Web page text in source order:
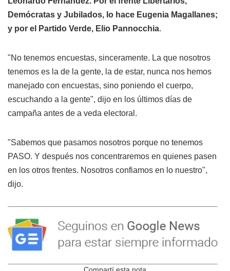
Demócratas y Jubilados, lo hace Eugenia Magallanes;
y por el Partido Verde, Elio Pannocchia.
"No tenemos encuestas, sinceramente. La que nosotros
tenemos es la de la gente, la de estar, nunca nos hemos
manejado con encuestas, sino poniendo el cuerpo,
escuchando a la gente", dijo en los últimos días de
campaña antes de a veda electoral.
"Sabemos que pasamos nosotros porque no tenemos
PASO. Y después nos concentraremos en quienes pasen
en los otros frentes. Nosotros confiamos en lo nuestro",
dijo.